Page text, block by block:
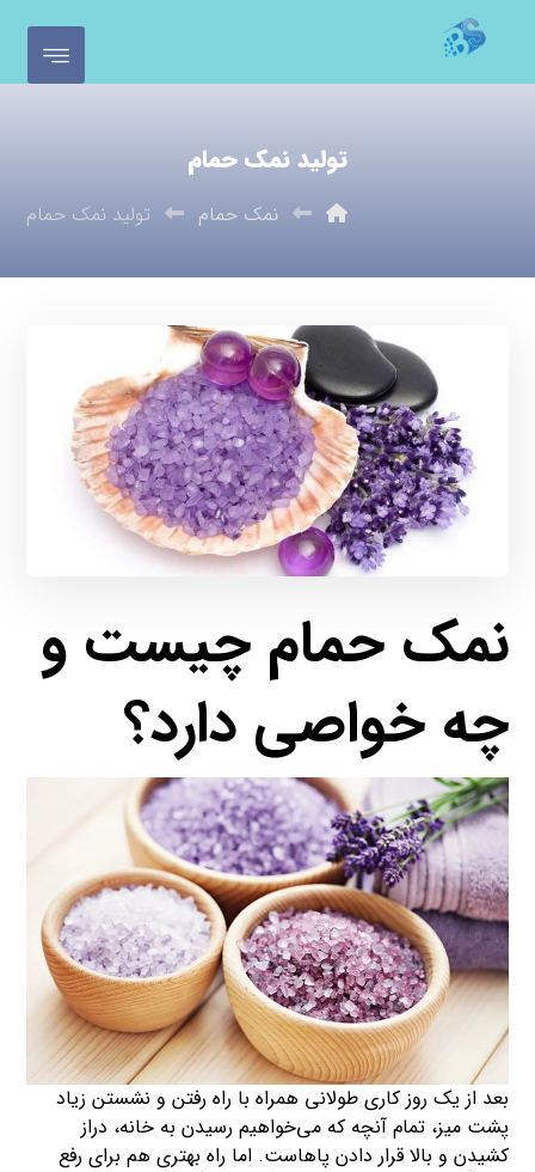
تولید نمک حمام
نمک حمام تولید نمک حمام
نمک حمام چیست و
چه خواصی دارد؟
بعد از یک روز کاری طولانی همراه با راه رفتن و نشستن زیاد
پشت میز، تمام آنچه که می‌خواهیم رسیدن به خانه، دراز
کشیدن و بالا قرار دادن پاهاست. اما راه بهتری هم برای رفع